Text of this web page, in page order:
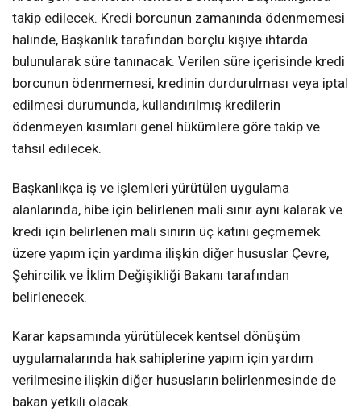
takip edilecek. Kredi borcunun zamanında ödenmemesi
halinde, Başkanlık tarafından borçlu kişiye ihtarda
bulunularak süre tanınacak. Verilen süre içerisinde kredi
borcunun ödenmemesi, kredinin durdurulması veya iptal
edilmesi durumunda, kullandırılmış kredilerin
ödenmeyen kısımları genel hükümlere göre takip ve
tahsil edilecek.
Başkanlıkça iş ve işlemleri yürütülen uygulama
alanlarında, hibe için belirlenen mali sınır aynı kalarak ve
kredi için belirlenen mali sınırın üç katını geçmemek
üzere yapım için yardıma ilişkin diğer hususlar Çevre,
Şehircilik ve İklim Değişikliği Bakanı tarafından
belirlenecek.
Karar kapsamında yürütülecek kentsel dönüşüm
uygulamalarında hak sahiplerine yapım için yardım
verilmesine ilişkin diğer hususların belirlenmesinde de
bakan yetkili olacak.